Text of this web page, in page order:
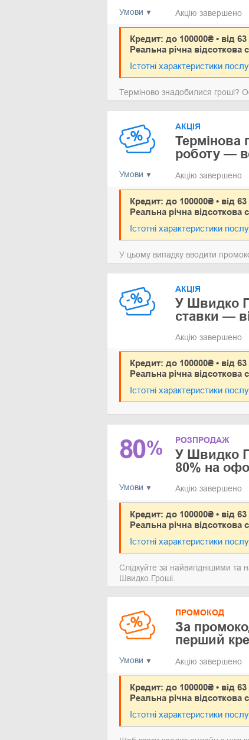
Умови Акцію завершено
Кредит: до 100000₴ • від
Реальна річна відсоткова
Істотні характеристики
Терміново знадобилися гроші?
Умови
АКЦІЯ
Термінова
роботу —
Акцію завершено
Кредит: до 100000₴ • від
Реальна річна відсоткова
Істотні характеристики
У цьому випадку вводити
АКЦІЯ
У Швидко
ставки —
Акцію завершено
Кредит: до 100000₴ • від
Реальна річна відсоткова
Істотні характеристики
80%
Умови
РОЗПРОДАЖ
У Швидко
80% на
Акцію завершено
Кредит: до 100000₴ • від
Реальна річна відсоткова
Істотні характеристики
Слідкуйте за найвигіднішими та
Швидко Гроші.
Умови
ПРОМОКОД
За
перший
Акцію завершено
Кредит: до 100000₴ • від
Реальна річна відсоткова
Істотні характеристики